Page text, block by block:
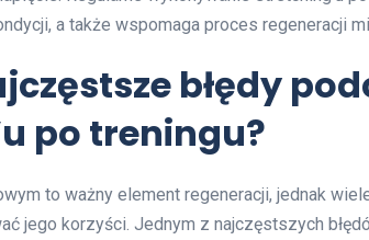
a także wspomaga proces regeneracji
błędy
po treningu?
to ważny element regeneracji, jednak
jego korzyści. Jednym z najczęstszych